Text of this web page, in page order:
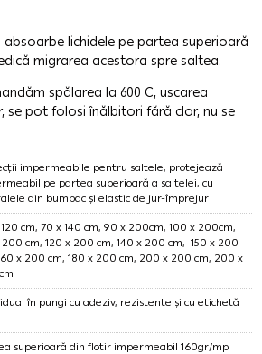
absoarbe lichidele pe partea superioară
migrarea acestora spre saltea.
spălarea la 600 C, uscarea
se pot folosi înălbitori fără clor, nu se
impermeabile pentru saltele, protejează
pe partea superioară a saltelei, cu
din bumbac și elastic de jur-împrejur
cm, 70 x 140 cm, 90 x 200cm, 100 x 200cm,
200 cm, 120 x 200 cm, 140 x 200 cm, 150 x 200
x 200 cm, 180 x 200 cm, 200 x 200 cm, 200 x
în pungi cu adeziv, rezistente și cu etichetă
superioară din flotir impermeabil 160gr/mp